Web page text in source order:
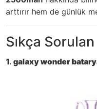
arttırır hem de günlük
Sıkça
1. galaxy wonder